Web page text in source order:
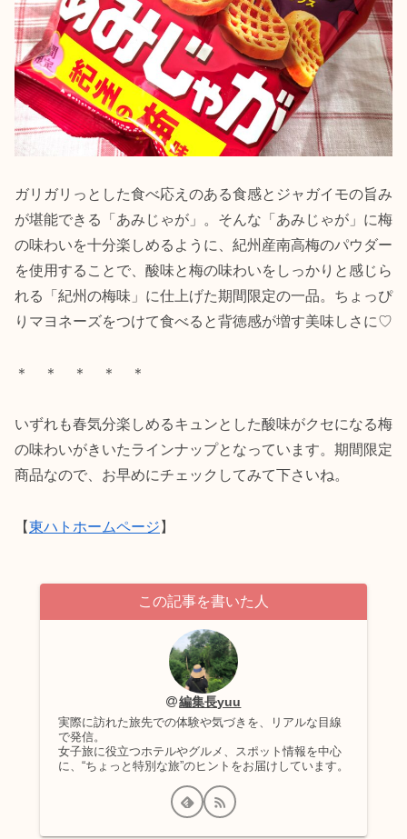
ガリガリっとした食べ応えのある食感とジャガイモの旨み
が堪能できる「あみじゃが」。そんな「あみじゃが」に梅
の味わいを十分楽しめるように、紀州産南高梅のパウダー
を使用することで、酸味と梅の味わいをしっかりと感じら
れる「紀州の梅味」に仕上げた期間限定の一品。ちょっぴ
りマヨネーズをつけて食べると背徳感が増す美味しさに♡
＊ ＊ ＊ ＊ ＊
いずれも春気分楽しめるキュンとした酸味がクセになる梅
の味わいがきいたラインナップとなっています。期間限定
商品なので、お早めにチェックしてみて下さいね。
【東ハトホームページ 】
この記事を書いた人
編集長yuu
実際に訪れた旅先での体験や気づきを、リアルな目線
で発信。
女子旅に役立つホテルやグルメ、スポット情報を中心
に、“ちょっと特別な旅”のヒントをお届けしています。